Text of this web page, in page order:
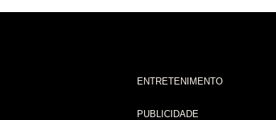
ENTRETENIMENTO
PUBLICIDADE